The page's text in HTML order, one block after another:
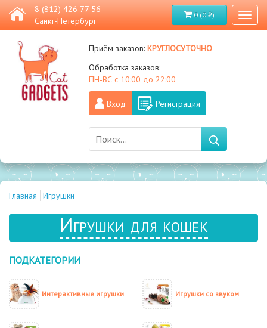
8 (812) 426 77 56
Санкт-Петербург
0 (0 ₽)
Приём заказов:круглосуточно
Обработка заказов:
ПН-ВС с 10:00 до 22:00
Вход Регистрация
Главная Игрушки
Игрушки для кошек
ПОДКАТЕГОРИИ
Интерактивные игрушки Игрушки со звуком